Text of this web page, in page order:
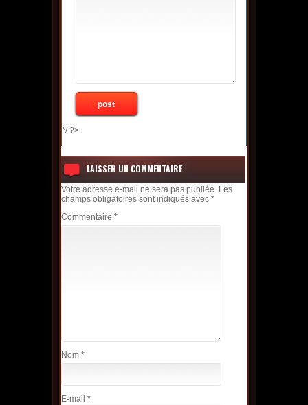
*/ ?>
LAISSER UN COMMENTAIRE
Votre adresse e-mail ne sera pas publiée. Les
champs obligatoires sont indiqués avec *
Commentaire *
Nom *
E-mail *